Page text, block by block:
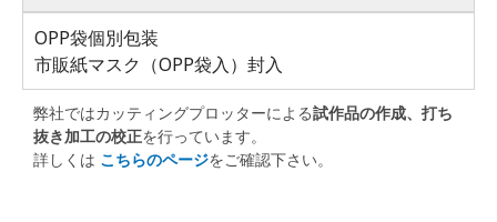
OPP袋個別包装
市販紙マスク（OPP袋入）封入
弊社ではカッティングプロッターによる試作品の作成、打ち
抜き加工の校正を行っています。
詳しくは こちらのページをご確認下さい。